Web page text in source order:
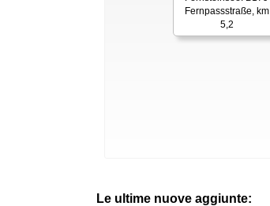
Fernpassstraße, km
5,2
Le ultime nuove aggiunte: